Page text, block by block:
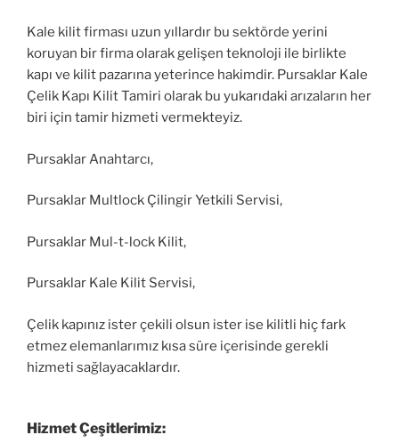
Kale kilit firması uzun yıllardır bu sektörde yerini
koruyan bir firma olarak gelişen teknoloji ile birlikte
kapı ve kilit pazarına yeterince hakimdir. Pursaklar Kale
Çelik Kapı Kilit Tamiri olarak bu yukarıdaki arızaların her
biri için tamir hizmeti vermekteyiz.
Pursaklar Anahtarcı,
Pursaklar Multlock Çilingir Yetkili Servisi,
Pursaklar Mul-t-lock Kilit,
Pursaklar Kale Kilit Servisi,
Çelik kapınız ister çekili olsun ister ise kilitli hiç fark
etmez elemanlarımız kısa süre içerisinde gerekli
hizmeti sağlayacaklardır.
Hizmet Çeşitlerimiz: